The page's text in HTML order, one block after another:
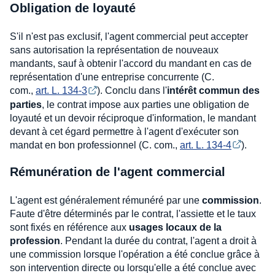
Obligation de loyauté
S'il n'est pas exclusif, l'agent commercial peut accepter
sans autorisation la représentation de nouveaux
mandants, sauf à obtenir l'accord du mandant en cas de
représentation d'une entreprise concurrente (C.
com., art. L. 134-3 ). Conclu dans l'intérêt commun des
parties, le contrat impose aux parties une obligation de
loyauté et un devoir réciproque d'information, le mandant
devant à cet égard permettre à l'agent d'exécuter son
mandat en bon professionnel (C. com., art. L. 134-4 ).
Rémunération de l'agent commercial
L'agent est généralement rémunéré par une commission.
Faute d'être déterminés par le contrat, l'assiette et le taux
sont fixés en référence aux usages locaux de la
profession. Pendant la durée du contrat, l'agent a droit à
une commission lorsque l'opération a été conclue grâce à
son intervention directe ou lorsqu'elle a été conclue avec